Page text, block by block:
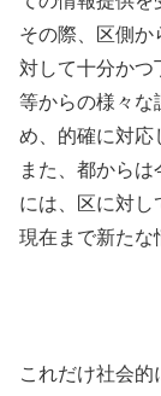
その際、区側か
対して十分かつ
等からの様々な
め、的確に対応
また、都から
には、区に対し
現在まで新たな
これだけ社会